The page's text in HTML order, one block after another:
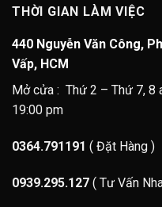
THỜI GIAN LÀM VIỆC
440 Nguyễn Văn Công,
Vấp, HCM
Mở cửa : Thứ 2 – Thứ 7, 8
19:00 pm
0364.791191 ( Đặt Hàng )
0939.295.127 ( Tư Vấn